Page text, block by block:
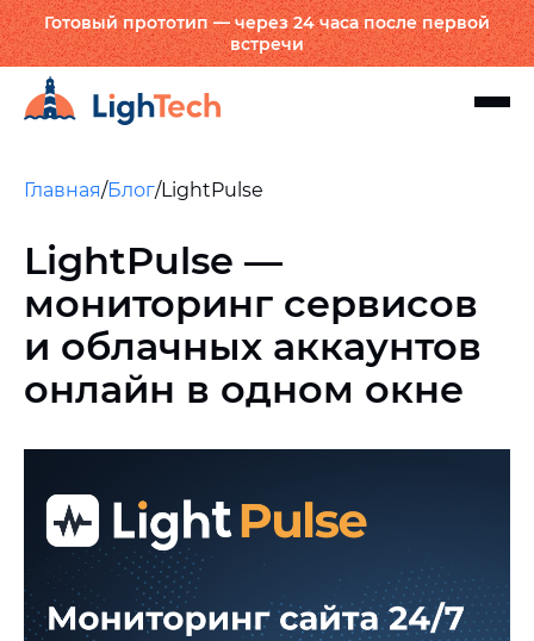
Готовый прототип — через 24 часа после первой
встречи
Главная/Блог/LightPulse
LightPulse —
мониторинг сервисов
и облачных аккаунтов
онлайн в одном окне